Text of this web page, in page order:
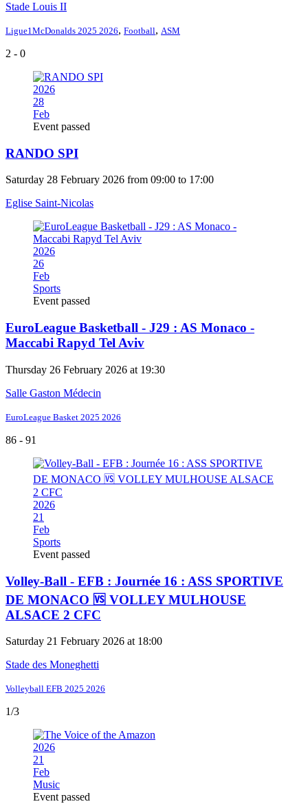
Stade Louis II
Ligue1McDonalds 2025 2026, Football, ASM
2 - 0
2026
28
Feb
Event passed
RANDO SPI
Saturday 28 February 2026 from 09:00 to 17:00
Eglise Saint-Nicolas
2026
26
Feb
Sports
Event passed
EuroLeague Basketball - J29 : AS Monaco -
Maccabi Rapyd Tel Aviv
Thursday 26 February 2026 at 19:30
Salle Gaston Médecin
EuroLeague Basket 2025 2026
86 - 91
2026
21
Feb
Sports
Event passed
Volley-Ball - EFB : Journée 16 : ASS SPORTIVE
DE MONACO 🆚 VOLLEY MULHOUSE
ALSACE 2 CFC
Saturday 21 February 2026 at 18:00
Stade des Moneghetti
Volleyball EFB 2025 2026
1/3
2026
21
Feb
Music
Event passed